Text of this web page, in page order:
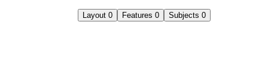
Layout 0 Features 0 Subjects 0